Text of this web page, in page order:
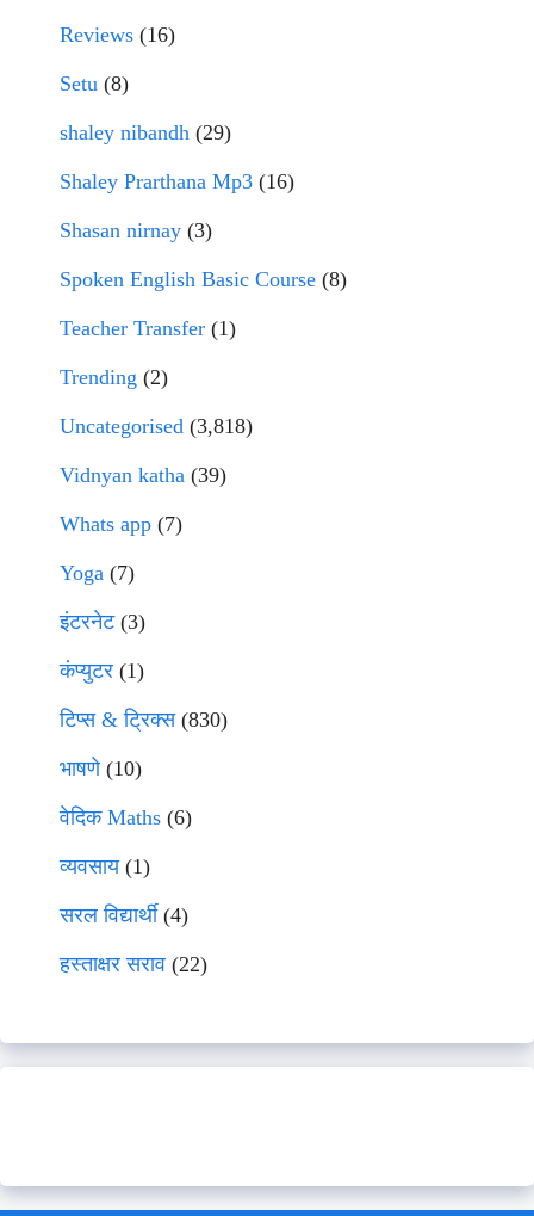
Reviews (16)
Setu (8)
shaley nibandh (29)
Shaley Prarthana Mp3 (16)
Shasan nirnay (3)
Spoken English Basic Course (8)
Teacher Transfer (1)
Trending (2)
Uncategorised (3,818)
Vidnyan katha (39)
Whats app (7)
Yoga (7)
इंटरनेट(3)
कंप्युटर (1)
टिप्स & ट्रिक्स(830)
भाषणे(10)
वेदिक Maths (6)
व्यवसाय(1)
सरल विद्यार्थी(4)
हस्ताक्षर सराव (22)